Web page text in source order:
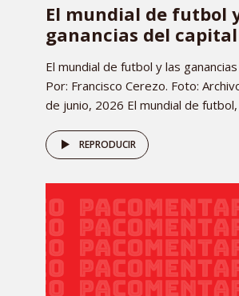
El mundial de futbol
ganancias del capital
El mundial de futbol y las
Por: Francisco Cerezo. Foto:
de junio, 2026 El mundial de futbol,
REPRODUCIR